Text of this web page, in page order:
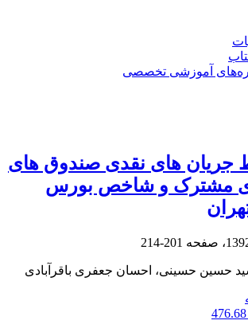
آموزشی تخصصی
جریان های نقدی صندوق های
مشترک و شاخص بورس
201-214
حسین حسینی، احسان جعفری باقرآبادی